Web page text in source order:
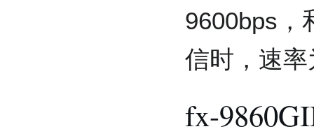
9600bps，
信时，速
fx-